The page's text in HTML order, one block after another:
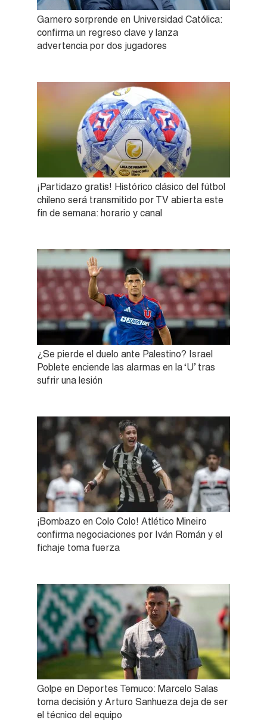
Garnero sorprende en Universidad Católica:
confirma un regreso clave y lanza
advertencia por dos jugadores
¡Partidazo gratis! Histórico clásico del fútbol
chileno será transmitido por TV abierta este
fin de semana: horario y canal
¿Se pierde el duelo ante Palestino? Israel
Poblete enciende las alarmas en la ‘U’ tras
sufrir una lesión
¡Bombazo en Colo Colo! Atlético Mineiro
confirma negociaciones por Iván Román y el
fichaje toma fuerza
Golpe en Deportes Temuco: Marcelo Salas
toma decisión y Arturo Sanhueza deja de ser
el técnico del equipo